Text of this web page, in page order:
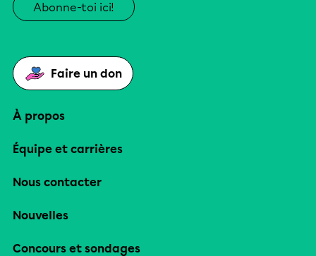
Abonne-toi ici!
Faire un don
À propos
Équipe et carrières
Nous contacter
Nouvelles
Concours et sondages